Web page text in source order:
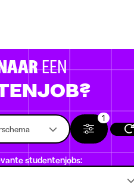
EEN
1
studentenjobs: